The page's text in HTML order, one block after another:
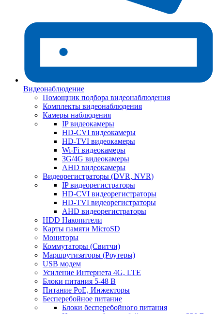
Видеонаблюдение
Помощник подбора видеонаблюдения
Комплекты видеонаблюдения
Камеры наблюдения
IP видеокамеры
HD-CVI видеокамеры
HD-TVI видеокамеры
Wi-Fi видеокамеры
3G/4G видеокамеры
AHD видеокамеры
Видеорегистраторы (DVR, NVR)
IP видеорегистраторы
HD-CVI видеорегистраторы
HD-TVI видеорегистраторы
AHD видеорегистраторы
HDD Накопители
Карты памяти MicroSD
Мониторы
Коммутаторы (Свитчи)
Маршрутизаторы (Роутеры)
USB модем
Усиление Интернета 4G, LTE
Блоки питания 5-48 В
Питание PoE, Инжекторы
Бесперебойное питание
Блоки бесперебойного питания